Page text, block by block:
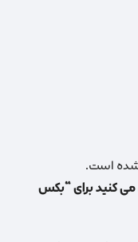
است.
می کنید برای “بکس